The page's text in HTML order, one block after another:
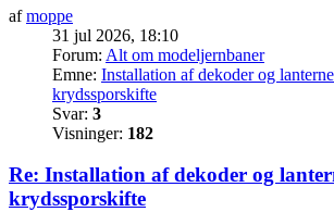
afmoppe
31 jul 2026, 18:10
Forum: Alt om modeljernbaner
Emne: Installation af dekoder og
krydssporskifte
Svar: 3
Visninger: 182
Re: Installation af dekoder og
krydssporskifte